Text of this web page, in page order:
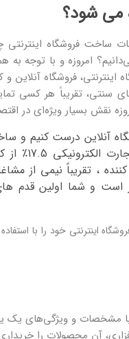
می شود؟
ساخت فروشگاه
امروزه و با توجه
فروشگاه
تقریباً هر کسی
نقش بسیار ویژه‌ای در
آنلاین درست کنیم و
، تقریباً نیمی از
است و شما اولین قدم
اینترنتی خود را با
مشخصات و ویژگی‌های یک